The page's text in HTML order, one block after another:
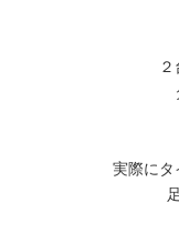
実際にタ